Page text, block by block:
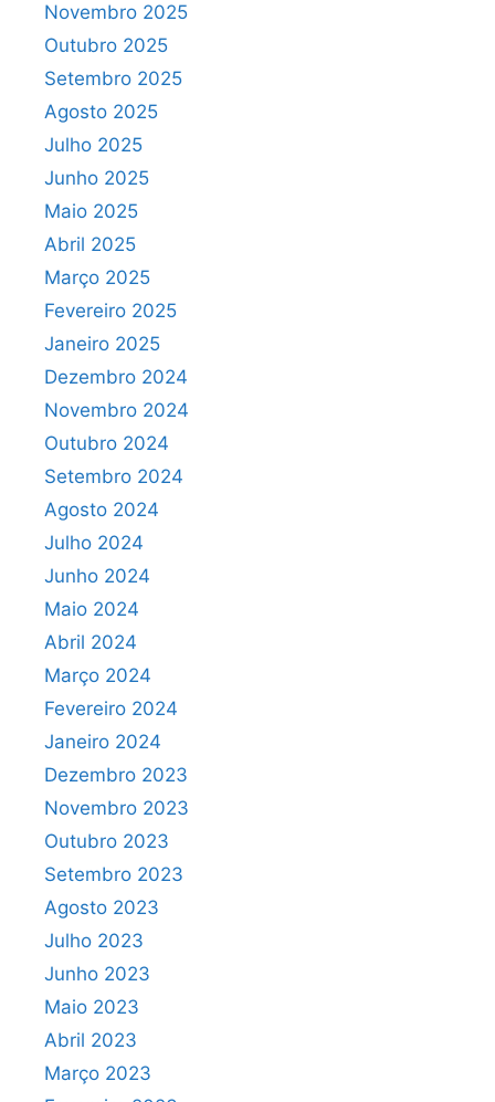
Novembro 2025
Outubro 2025
Setembro 2025
Agosto 2025
Julho 2025
Junho 2025
Maio 2025
Abril 2025
Março 2025
Fevereiro 2025
Janeiro 2025
Dezembro 2024
Novembro 2024
Outubro 2024
Setembro 2024
Agosto 2024
Julho 2024
Junho 2024
Maio 2024
Abril 2024
Março 2024
Fevereiro 2024
Janeiro 2024
Dezembro 2023
Novembro 2023
Outubro 2023
Setembro 2023
Agosto 2023
Julho 2023
Junho 2023
Maio 2023
Abril 2023
Março 2023